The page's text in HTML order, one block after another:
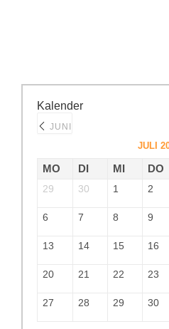
Kalender
JUNI
JULI
MO DI MI DO
29 30 1 2
6 7 8 9
13 14 15 16
20 21 22 23
27 28 29 30